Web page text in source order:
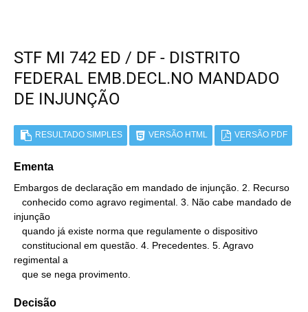
STF MI 742 ED / DF - DISTRITO
FEDERAL EMB.DECL.NO MANDADO
DE INJUNÇÃO
RESULTADO SIMPLES VERSÃO HTML VERSÃO PDF
Ementa
Embargos de declaração em mandado de injunção. 2. Recurso
injunção
regimental a
   que se nega provimento.
Decisão